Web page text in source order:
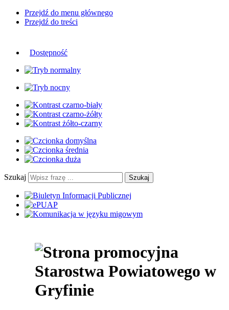
Przejdź do menu głównego
Przejdź do treści
Dostępność
Szukaj Szukaj